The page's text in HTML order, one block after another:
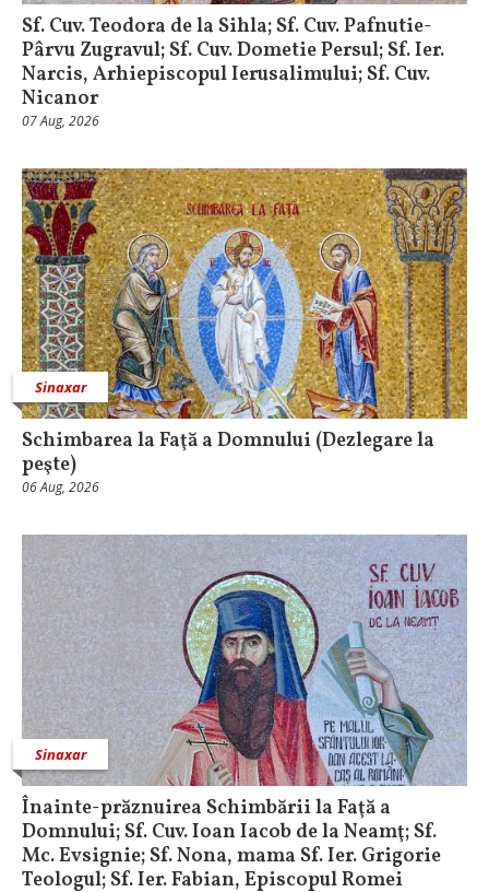
Sf. Cuv. Teodora de la Sihla; Sf. Cuv. Pafnutie-
Pârvu Zugravul; Sf. Cuv. Dometie Persul; Sf. Ier.
Narcis, Arhiepiscopul Ierusalimului; Sf. Cuv.
Nicanor
07 Aug, 2026
Sinaxar
Schimbarea la Faţă a Domnului (Dezlegare la
peşte)
06 Aug, 2026
Sinaxar
Înainte-prăznuirea Schimbării la Faţă a
Domnului; Sf. Cuv. Ioan Iacob de la Neamţ; Sf.
Mc. Evsignie; Sf. Nona, mama Sf. Ier. Grigorie
Teologul; Sf. Ier. Fabian, Episcopul Romei